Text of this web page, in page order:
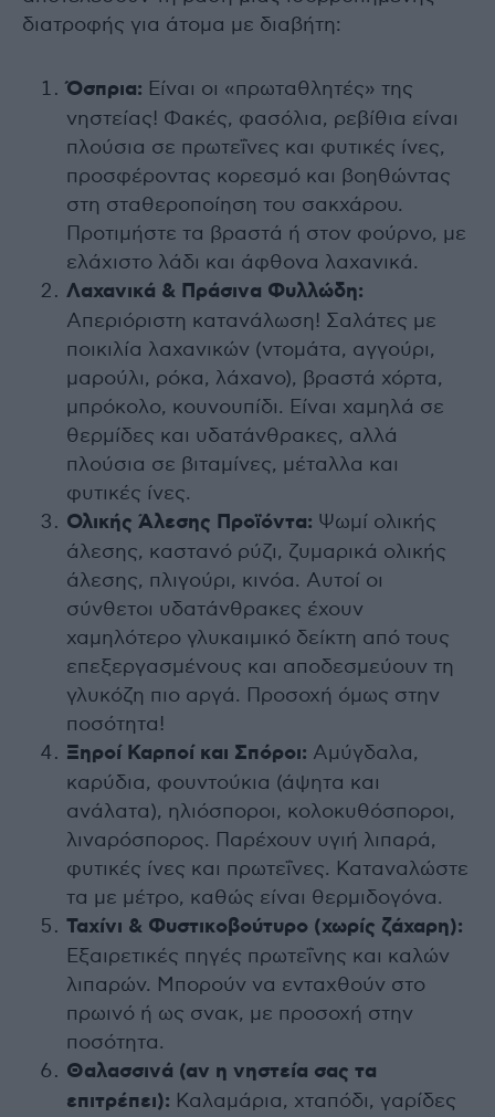
διατροφής για άτομα με διαβήτη:
Όσπρια: Είναι οι «πρωταθλητές» της
νηστείας! Φακές, φασόλια, ρεβίθια είναι
πλούσια σε πρωτεΐνες και φυτικές ίνες,
προσφέροντας κορεσμό και βοηθώντας
στη σταθεροποίηση του σακχάρου.
Προτιμήστε τα βραστά ή στον φούρνο, με
ελάχιστο λάδι και άφθονα λαχανικά.
Λαχανικά & Πράσινα Φυλλώδη:
Απεριόριστη κατανάλωση! Σαλάτες με
ποικιλία λαχανικών (ντομάτα, αγγούρι,
μαρούλι, ρόκα, λάχανο), βραστά χόρτα,
μπρόκολο, κουνουπίδι. Είναι χαμηλά σε
θερμίδες και υδατάνθρακες, αλλά
πλούσια σε βιταμίνες, μέταλλα και
φυτικές ίνες.
Ολικής Άλεσης Προϊόντα: Ψωμί ολικής
άλεσης, καστανό ρύζι, ζυμαρικά ολικής
άλεσης, πλιγούρι, κινόα. Αυτοί οι
σύνθετοι υδατάνθρακες έχουν
χαμηλότερο γλυκαιμικό δείκτη από τους
επεξεργασμένους και αποδεσμεύουν τη
γλυκόζη πιο αργά. Προσοχή όμως στην
ποσότητα!
Ξηροί Καρποί και Σπόροι: Αμύγδαλα,
καρύδια, φουντούκια (άψητα και
ανάλατα), ηλιόσποροι, κολοκυθόσποροι,
λιναρόσπορος. Παρέχουν υγιή λιπαρά,
φυτικές ίνες και πρωτεΐνες. Καταναλώστε
τα με μέτρο, καθώς είναι θερμιδογόνα.
Ταχίνι & Φυστικοβούτυρο (χωρίς ζάχαρη):
Εξαιρετικές πηγές πρωτεΐνης και καλών
λιπαρών. Μπορούν να ενταχθούν στο
πρωινό ή ως σνακ, με προσοχή στην
ποσότητα.
Θαλασσινά (αν η νηστεία σας τα
επιτρέπει): Καλαμάρια, χταπόδι, γαρίδες